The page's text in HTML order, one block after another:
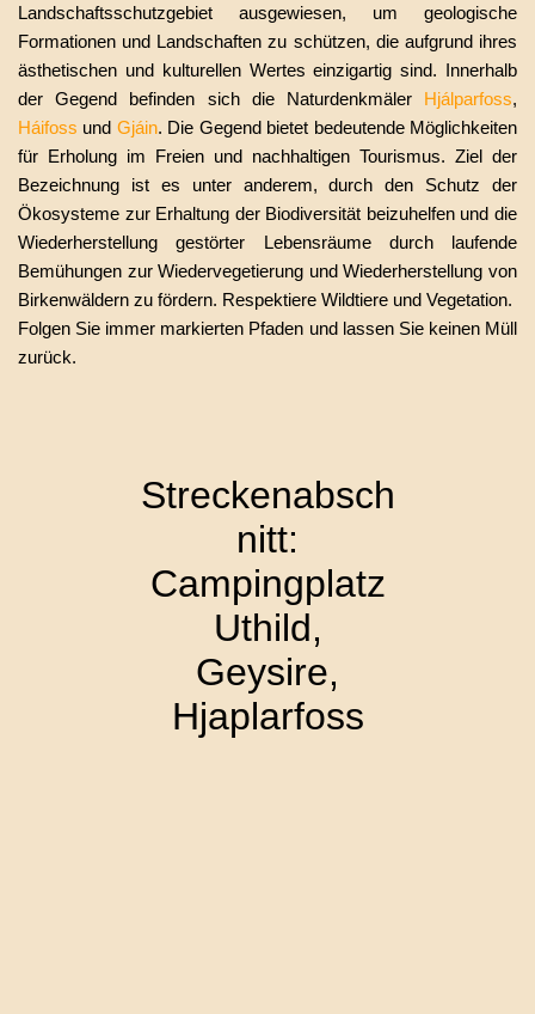
Landschaftsschutzgebiet ausgewiesen, um geologische
Formationen und Landschaften zu schützen, die aufgrund ihres
ästhetischen und kulturellen Wertes einzigartig sind. Innerhalb
der Gegend befinden sich die Naturdenkmäler Hjálparfoss,
Háifoss und Gjáin. Die Gegend bietet bedeutende Möglichkeiten
für Erholung im Freien und nachhaltigen Tourismus. Ziel der
Bezeichnung ist es unter anderem, durch den Schutz der
Ökosysteme zur Erhaltung der Biodiversität beizuhelfen und die
Wiederherstellung gestörter Lebensräume durch laufende
Bemühungen zur Wiedervegetierung und Wiederherstellung von
Birkenwäldern zu fördern. Respektiere Wildtiere und Vegetation.
Folgen Sie immer markierten Pfaden und lassen Sie keinen Müll
zurück.
Streckenabsch
nitt:
Campingplatz
Uthild,
Geysire,
Hjaplarfoss